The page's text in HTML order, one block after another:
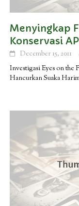
Menyingkap
Konservasi
December 15, 2011
Investigasi Eyes on the
Hancurkan Suaka